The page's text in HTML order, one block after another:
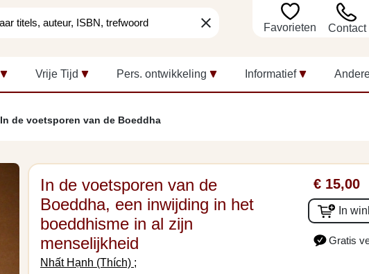
clear Favorieten Contact
Vrije Tijd Pers. ontwikkeling Informatief
In de voetsporen van de Boeddha
In de voetsporen van de
Boeddha, een inwijding in het
boeddhisme in al zijn
menselijkheid
Nhất Hạnh (Thích) ;
€ 15,00
In
Gratis